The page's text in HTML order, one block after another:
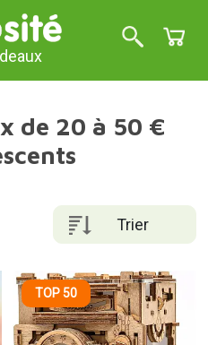
de 20 à 50 €
Trier
TOP 50